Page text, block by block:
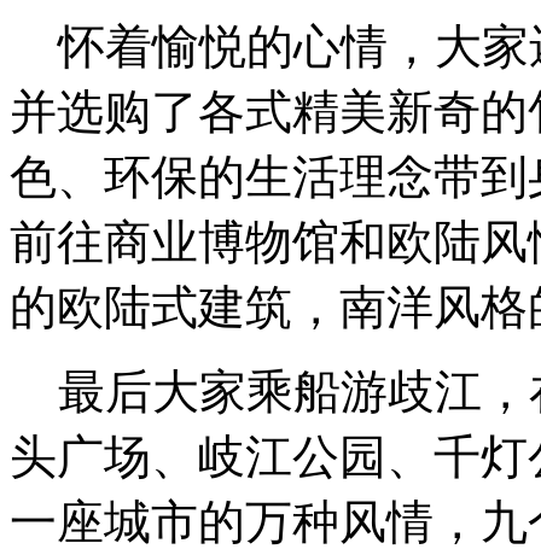
怀着愉悦的心情，大家
并选购了各式精美新奇
色、环保的生活理念带
前往商业博物馆和欧陆
的欧陆式建筑，南洋风
最后大家乘船游歧江，
头广场、岐江公园、千
一座城市的万种风情，